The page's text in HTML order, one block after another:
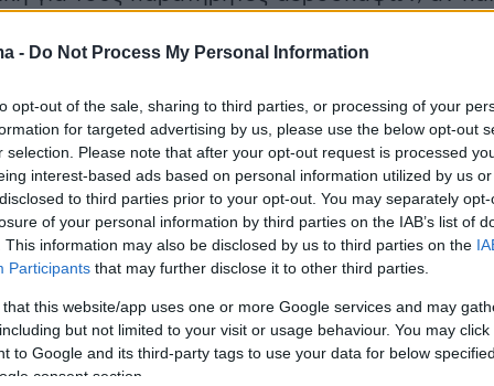
- Do Not Process My Personal Information
opt-out of the sale, sharing to third parties, or processing of your
for targeted advertising by us, please use the below opt-out
selection. Please note that after your opt-out request is processed
interest-based ads based on personal information utilized by us
to third parties prior to your opt-out. You may separately
of your personal information by third parties on the IAB’s list of
This information may also be disclosed by us to third parties on the
Participants that may further disclose it to other third parties.
that this website/app uses one or more Google services and may
but not limited to your visit or usage behaviour. You may
to Google and its third-party tags to use your data for below
consent section.
:
αεροσκάφος μεγάλων αποστάσεων,
από την Ilyushin. Πρόκειται για νεότερο
το Boeing 747-200/8 του Air Force One, με
συστήματα που προσαρμόζονται για
και ασφάλεια.